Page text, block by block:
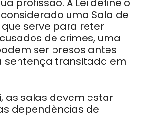
profissão. A Lei define o
uma Sala de
que serve para reter
de crimes, uma
ser presos antes
sentença transitada em
as salas devem estar
dependências de